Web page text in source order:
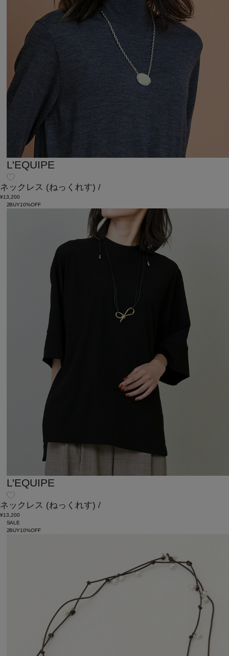
L'EQUIPE
ネックレス (ねっくれす) /
¥13,200
2BUY10%OFF
L'EQUIPE
ネックレス (ねっくれす) /
¥13,200
SALE
2BUY10%OFF